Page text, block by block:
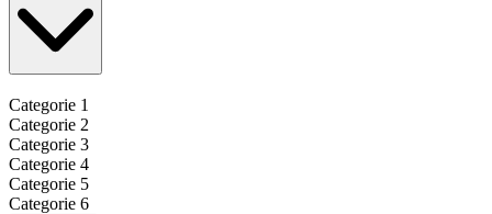
Categorie 1
Categorie 2
Categorie 3
Categorie 4
Categorie 5
Categorie 6